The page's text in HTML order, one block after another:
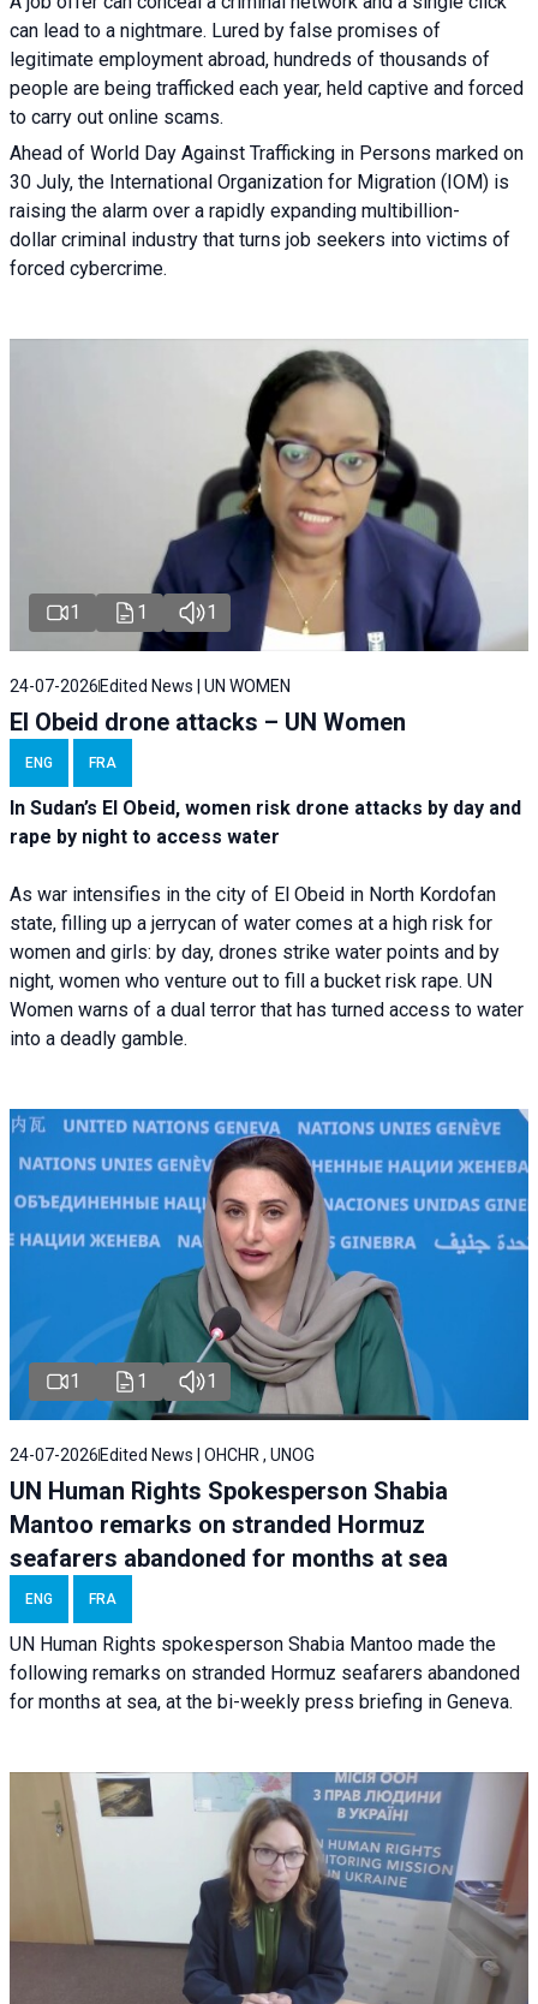
can lead to a nightmare. Lured by false promises of
legitimate employment abroad, hundreds of thousands of
people are being trafficked each year, held captive and forced
to carry out online scams.
Ahead of World Day Against Trafficking in Persons marked on
30 July, the International Organization for Migration (IOM) is
raising the alarm over a rapidly expanding multibillion-
dollar criminal industry that turns job seekers into victims of
forced cybercrime.
1 1 1
24-07-2026Edited News | UN WOMEN
El Obeid drone attacks – UN Women
ENG FRA
In Sudan’s El Obeid, women risk drone attacks by day and
rape by night to access water
As war intensifies in the city of El Obeid in North Kordofan
state, filling up a jerrycan of water comes at a high risk for
women and girls: by day, drones strike water points and by
night, women who venture out to fill a bucket risk rape. UN
Women warns of a dual terror that has turned access to water
into a deadly gamble.
1 1 1
24-07-2026 Edited News | OHCHR , UNOG
UN Human Rights Spokesperson Shabia
Mantoo remarks on stranded Hormuz
seafarers abandoned for months at sea
ENG FRA
UN Human Rights spokesperson Shabia Mantoo made the
following remarks on stranded Hormuz seafarers abandoned
for months at sea, at the bi-weekly press briefing in Geneva.